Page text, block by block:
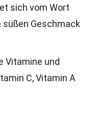
sich vom Wort
süßen Geschmack
Vitamine und
C, Vitamin A